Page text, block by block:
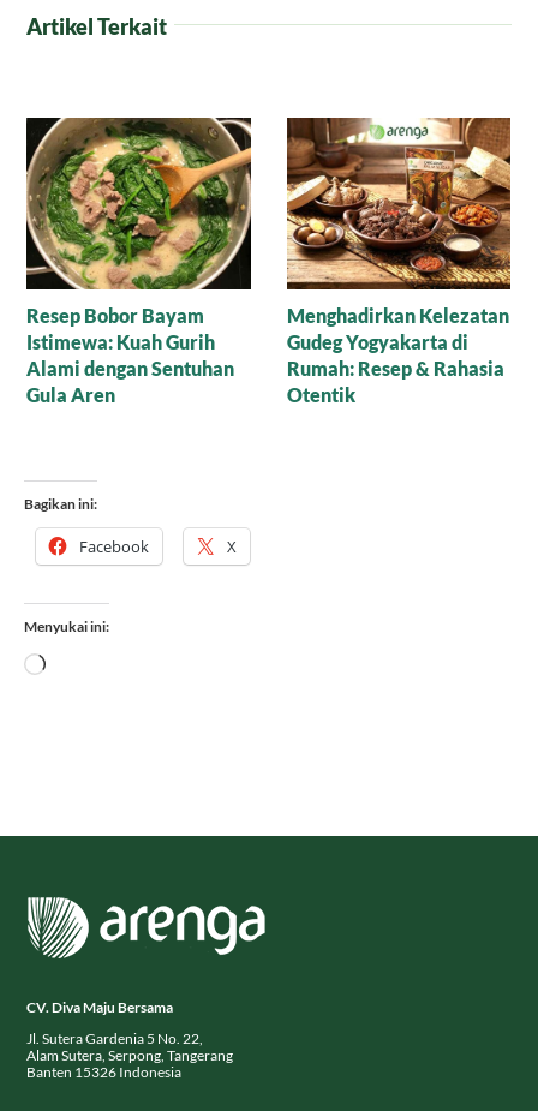
Artikel Terkait
Nasi Tim Lapis Ayam
Kilau Karamel Arenga
dalam Sate Sapi Manis:
Rahasia Kelezatan yang
Menggoda Lidah
Bagikan ini:
Facebook X
Menyukai ini:
Memuat...
CV. Diva Maju Bersama
Jl. Sutera Gardenia 5 No. 22,
Alam Sutera, Serpong, Tangerang
Banten 15326 Indonesia